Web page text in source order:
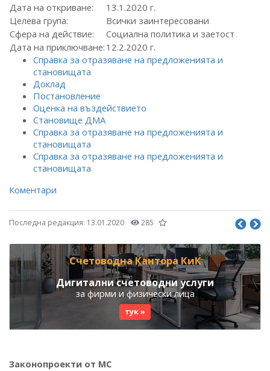
Дата на откриване:
13.1.2020 г.
Целева група:
Всички заинтересовани
Сфера на действие:
Социална политика и заетост
Дата на приключване: 12.2.2020 г.
Справка за отразяване на предложенията и
становищата
Доклад
Постановление
Оценка на въздействието
Становище ДМА
Справка за отразяване на предложенията и
становищата
Справка за отразяване на предложенията и
становищата
Коментари
Последна редакция: 13.01.2020 285
Счетоводна Кантора КиК
Дигитални счетоводни услуги
за фирми и физически лица
тук »
Законопроекти от МС